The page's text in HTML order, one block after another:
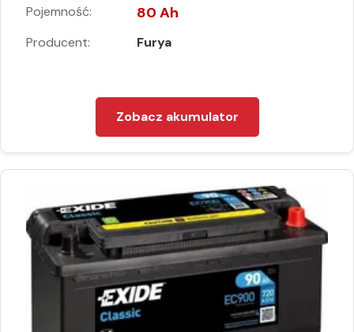
Pojemność: 80 Ah
Producent: Furya
Zobacz akumulator